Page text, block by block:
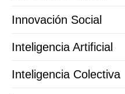
Innovación Social
Inteligencia Artificial
Inteligencia Colectiva